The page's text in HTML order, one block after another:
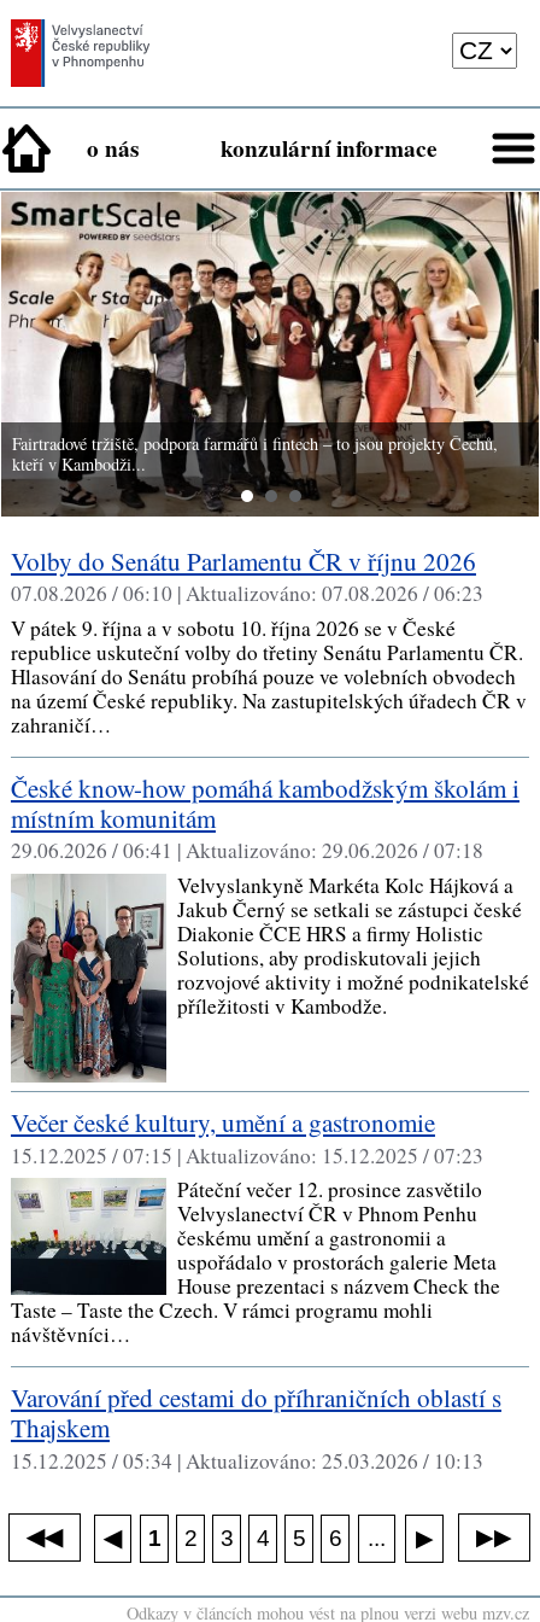
o nás konzulární informace
Fairtradové tržiště, podpora farmářů i fintech – to jsou projekty Čechů,
kteří v Kambodži...
Volby do Senátu Parlamentu ČR v říjnu 2026
07.08.2026 / 06:10 |Aktualizováno: 07.08.2026 / 06:23
V pátek 9. října a v sobotu 10. října 2026 se v České
republice uskuteční volby do třetiny Senátu Parlamentu ČR.
Hlasování do Senátu probíhá pouze ve volebních obvodech
na území České republiky. Na zastupitelských úřadech ČR v
zahraničí…
České know-how pomáhá kambodžským školám i
místním komunitám
29.06.2026 / 06:41 |Aktualizováno: 29.06.2026 / 07:18
Velvyslankyně Markéta Kolc Hájková a
Jakub Černý se setkali se zástupci české
Diakonie ČCE HRS a firmy Holistic
Solutions, aby prodiskutovali jejich
rozvojové aktivity i možné podnikatelské
příležitosti v Kambodže.
Večer české kultury, umění a gastronomie
15.12.2025 / 07:15 |Aktualizováno: 15.12.2025 / 07:23
Páteční večer 12. prosince zasvětilo
Velvyslanectví ČR v Phnom Penhu
českému umění a gastronomii a
uspořádalo v prostorách galerie Meta
House prezentaci s názvem Check the
Taste – Taste the Czech. V rámci programu mohli
návštěvníci…
Varování před cestami do příhraničních oblastí s
Thajskem
15.12.2025 / 05:34 |Aktualizováno: 25.03.2026 / 10:13
◀◀ ◀ 1 2 3 4 5 6 ... ▶ ▶▶
Odkazy v článcích mohou vést na plnou verzi webu mzv.cz